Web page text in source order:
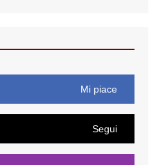
Mi piace
Segui